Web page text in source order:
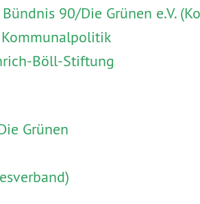
90/Die Grünen e.V.
Böll-Stiftung
Grünen